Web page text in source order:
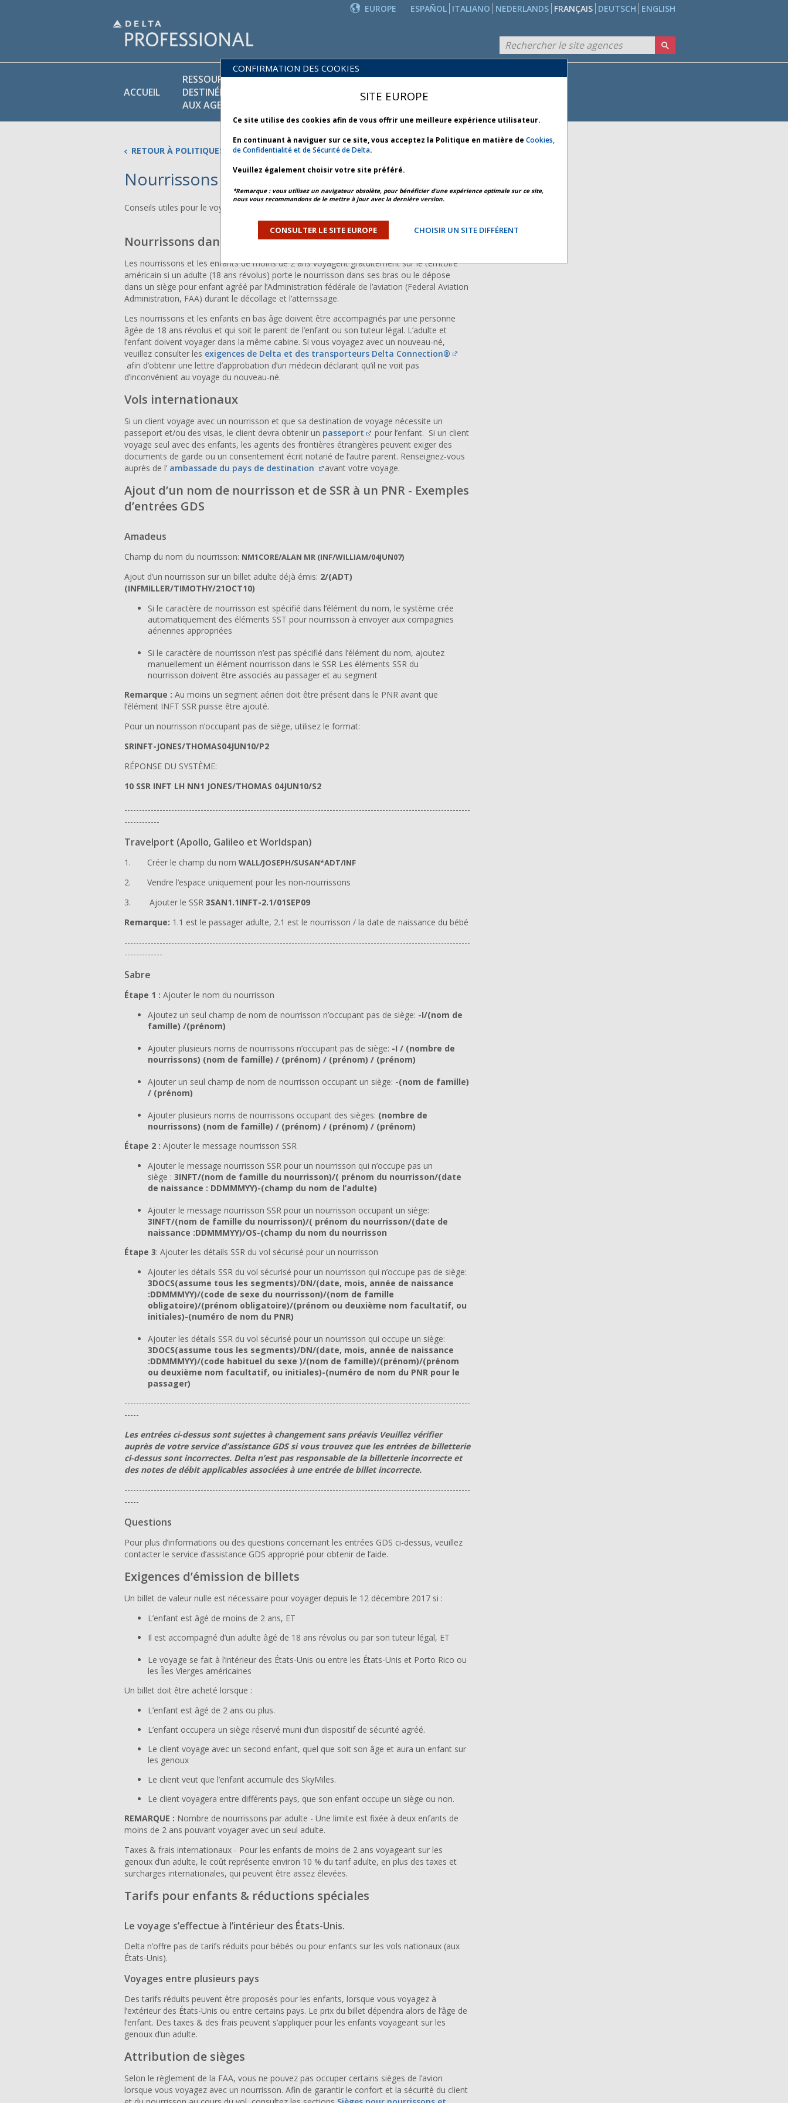
ENGLISH
DEUTSCH
FRANÇAIS
NEDERLANDS
ITALIANO
ESPAÑOL
EUROPE
ACCUEIL
RESSOURCES
DESTINÉES
AUX AGENTS
PRODUITS
ET
RETOUR À POLITIQUES COMMERCIALES
Nourrissons et enfants
Conseils utiles pour le voyage des nourrissons (moins de 2 ans)
Nourrissons dans les bras
Les nourrissons et les enfants de moins de 2 ans voyagent gratuitement sur le territoire
américain si un adulte (18 ans révolus) porte le nourrisson dans ses bras ou le dépose
dans un siège pour enfant agréé par l’Administration fédérale de l’aviation (Federal Aviation
Administration, FAA) durant le décollage et l’atterrissage.
Les nourrissons et les enfants en bas âge doivent être accompagnés par une personne
âgée de 18 ans révolus et qui soit le parent de l’enfant ou son tuteur légal. L’adulte et
l’enfant doivent voyager dans la même cabine. Si vous voyagez avec un nouveau-né,
veuillez consulter les exigences de Delta et des transporteurs Delta Connection®
afin d’obtenir une lettre d’approbation d’un médecin déclarant qu’il ne voit pas
d’inconvénient au voyage du nouveau-né.
Vols internationaux
Si un client voyage avec un nourrisson et que sa destination de voyage nécessite un
passeport et/ou des visas, le client devra obtenir un passeport
pour l’enfant. Si un client
voyage seul avec des enfants, les agents des frontières étrangères peuvent exiger des
documents de garde ou un consentement écrit notarié de l’autre parent. Renseignez-vous
auprès de l’ ambassade du pays de destination avant votre voyage.
Ajout d’un nom de nourrisson et de SSR à un PNR - Exemples
d’entrées GDS
Amadeus
Champ du nom du nourrisson: NM1CORE/ALAN MR (INF/WILLIAM/04JUN07)
Ajout d’un nourrisson sur un billet adulte déjà émis: 2/(ADT)
(INFMILLER/TIMOTHY/21OCT10)
Si le caractère de nourrisson est spécifié dans l’élément du nom, le système crée
automatiquement des éléments SST pour nourrisson à envoyer aux compagnies
aériennes appropriées
Si le caractère de nourrisson n’est pas spécifié dans l’élément du nom, ajoutez
manuellement un élément nourrisson dans le SSR Les éléments SSR du
nourrisson doivent être associés au passager et au segment
Remarque : Au moins un segment aérien doit être présent dans le PNR avant que
l’élément INFT SSR puisse être ajouté.
Pour un nourrisson n’occupant pas de siège, utilisez le format:
SRINFT-JONES/THOMAS04JUN10/P2
RÉPONSE DU SYSTÈME:
10 SSR INFT LH NN1 JONES/THOMAS 04JUN10/S2
----------------------------------------------------------------------------------------------------------------------
------------
Travelport (Apollo, Galileo et Worldspan)
1. Créer le champ du nom WALL/JOSEPH/SUSAN*ADT/INF
2. Vendre l’espace uniquement pour les non-nourrissons
3.
Ajouter le SSR 3SAN1.1INFT-2.1/01SEP09
Remarque: 1.1 est le passager adulte, 2.1 est le nourrisson / la date de naissance du bébé
----------------------------------------------------------------------------------------------------------------------
-------------
Sabre
Étape 1 : Ajouter le nom du nourrisson
Ajoutez un seul champ de nom de nourrisson n’occupant pas de siège: -I/(nom de
famille) /(prénom)
Ajouter plusieurs noms de nourrissons n’occupant pas de siège: -I / (nombre de
nourrissons) (nom de famille) / (prénom) / (prénom) / (prénom)
Ajouter un seul champ de nom de nourrisson occupant un siège: -(nom de famille)
/ (prénom)
Ajouter plusieurs noms de nourrissons occupant des sièges: (nombre de
nourrissons) (nom de famille) / (prénom) / (prénom) / (prénom)
Étape 2 : Ajouter le message nourrisson SSR
Ajouter le message nourrisson SSR pour un nourrisson qui n’occupe pas un
siège : 3INFT/(nom de famille du nourrisson)/( prénom du nourrisson/(date
de naissance : DDMMMYY)-(champ du nom de l’adulte)
Ajouter le message nourrisson SSR pour un nourrisson occupant un siège:
3INFT/(nom de famille du nourrisson)/( prénom du nourrisson/(date de
naissance :DDMMMYY)/OS-(champ du nom du nourrisson
Étape 3: Ajouter les détails SSR du vol sécurisé pour un nourrisson
Ajouter les détails SSR du vol sécurisé pour un nourrisson qui n’occupe pas de siège:
3DOCS(assume tous les segments)/DN/(date, mois, année de naissance
:DDMMMYY)/(code de sexe du nourrisson)/(nom de famille
obligatoire)/(prénom obligatoire)/(prénom ou deuxième nom facultatif, ou
initiales)-(numéro de nom du PNR)
Ajouter les détails SSR du vol sécurisé pour un nourrisson qui occupe un siège:
3DOCS(assume tous les segments)/DN/(date, mois, année de naissance
:DDMMMYY)/(code habituel du sexe )/(nom de famille)/(prénom)/(prénom
ou deuxième nom facultatif, ou initiales)-(numéro de nom du PNR pour le
passager)
----------------------------------------------------------------------------------------------------------------------
-----
Les entrées ci-dessus sont sujettes à changement sans préavis Veuillez vérifier
auprès de votre service d’assistance GDS si vous trouvez que les entrées de billetterie
ci-dessus sont incorrectes. Delta n’est pas responsable de la billetterie incorrecte et
des notes de débit applicables associées à une entrée de billet incorrecte.
----------------------------------------------------------------------------------------------------------------------
-----
Questions
Pour plus d’informations ou des questions concernant les entrées GDS ci-dessus, veuillez
contacter le service d’assistance GDS approprié pour obtenir de l’aide.
Exigences d’émission de billets
Un billet de valeur nulle est nécessaire pour voyager depuis le 12 décembre 2017 si :
L’enfant est âgé de moins de 2 ans, ET
Il est accompagné d’un adulte âgé de 18 ans révolus ou par son tuteur légal, ET
Le voyage se fait à l’intérieur des États-Unis ou entre les États-Unis et Porto Rico ou
les Îles Vierges américaines
Un billet doit être acheté lorsque :
L’enfant est âgé de 2 ans ou plus.
L’enfant occupera un siège réservé muni d’un dispositif de sécurité agréé.
Le client voyage avec un second enfant, quel que soit son âge et aura un enfant sur
les genoux
Le client veut que l’enfant accumule des SkyMiles.
Le client voyagera entre différents pays, que son enfant occupe un siège ou non.
REMARQUE : Nombre de nourrissons par adulte - Une limite est fixée à deux enfants de
moins de 2 ans pouvant voyager avec un seul adulte.
Taxes & frais internationaux - Pour les enfants de moins de 2 ans voyageant sur les
genoux d’un adulte, le coût représente environ 10 % du tarif adulte, en plus des taxes et
surcharges internationales, qui peuvent être assez élevées.
Tarifs pour enfants & réductions spéciales
Le voyage s’effectue à l’intérieur des États-Unis.
Delta n’offre pas de tarifs réduits pour bébés ou pour enfants sur les vols nationaux (aux
États-Unis).
Voyages entre plusieurs pays
Des tarifs réduits peuvent être proposés pour les enfants, lorsque vous voyagez à
l’extérieur des États-Unis ou entre certains pays. Le prix du billet dépendra alors de l’âge de
l’enfant. Des taxes & des frais peuvent s’appliquer pour les enfants voyageant sur les
genoux d’un adulte.
Attribution de sièges
Selon le règlement de la FAA, vous ne pouvez pas occuper certains sièges de l’avion
lorsque vous voyagez avec un nourrisson. Afin de garantir le confort et la sécurité du client
CONFIRMATION DES COOKIES
SITE EUROPE
Ce site utilise des cookies afin de vous offrir une meilleure expérience utilisateur.
En continuant à naviguer sur ce site, vous acceptez la Politique en matière de Cookies,
de Confidentialité et de Sécurité de Delta.
Veuillez également choisir votre site préféré.
*Remarque : vous utilisez un navigateur obsolète, pour bénéficier d’une expérience optimale sur ce site,
nous vous recommandons de le mettre à jour avec la dernière version.
CONSULTER LE SITE EUROPE CHOISIR UN SITE DIFFÉRENT